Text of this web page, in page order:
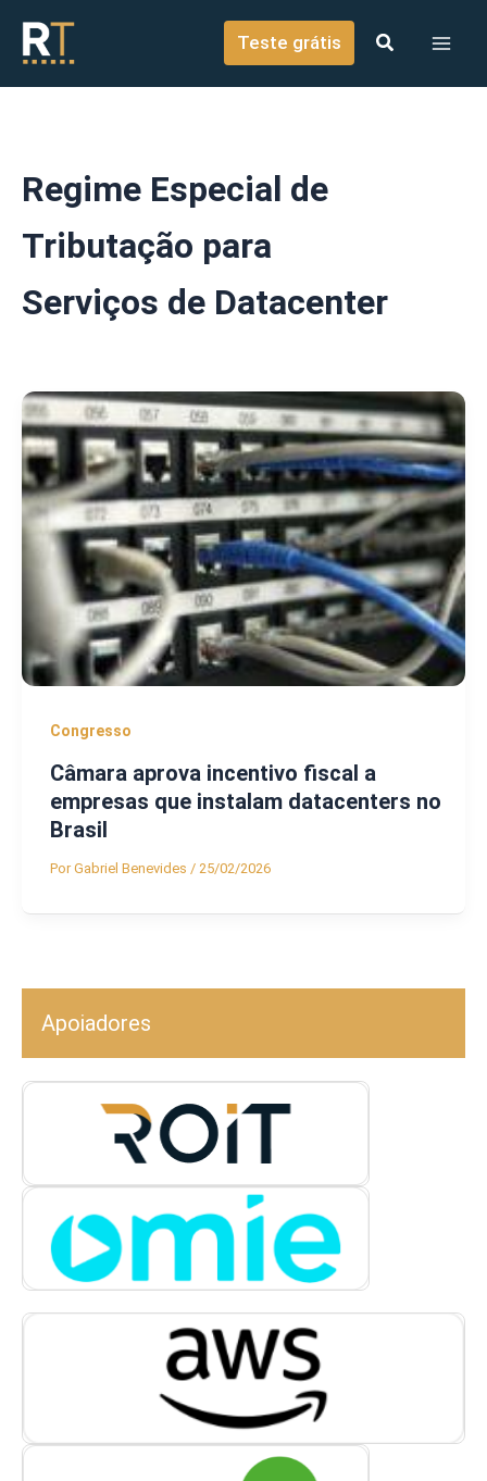
conteúdo
Teste grátis
Regime Especial de
Tributação para
Serviços de Datacenter
Congresso
Câmara aprova incentivo fiscal a
empresas que instalam datacenters no
Brasil
PorGabriel Benevides / 25/02/2026
Apoiadores